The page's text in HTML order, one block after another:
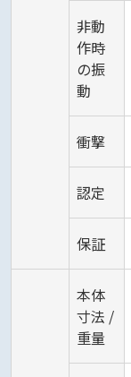
非動
作時
の振
動
衝撃
認定
保証
本体
寸法 /
重量